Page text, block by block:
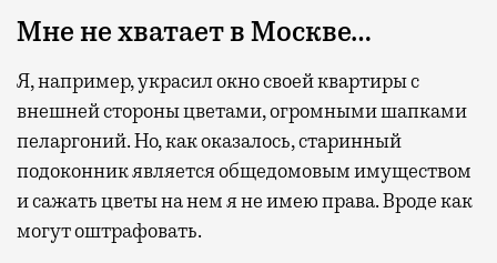
Мне не хватает в Москве…
Я, например, украсил окно своей квартиры с
внешней стороны цветами, огромными шапками
пеларгоний. Но, как оказалось, старинный
подоконник является общедомовым имуществом
и сажать цветы на нем я не имею права. Вроде как
могут оштрафовать.